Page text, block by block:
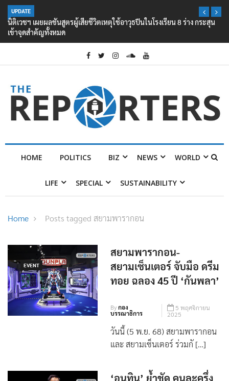
UPDATE
นิติเวชฯ เผยผลชันสูตรผู้เสียชีวิตเหตุใช้อาวุธปืนในโรงเรียน 8 ร่าง กระสุน
เข้าจุดสำคัญทั้งหมด
HOME POLITICS BIZ NEWS WORLD
LIFE SPECIAL SUSTAINABILITY
Home Posts tagged สยามพารากอน
EVENT
สยามพารากอน-
สยามเซ็นเตอร์ จับมือ ดรีม
ทอย ฉลอง 45 ปี ‘กันพลา’
Byกอง
บรรณาธิการ
5 พฤศจิกายน
2025
วันนี้ (5 พ.ย. 68) สยามพารากอน
และ สยามเซ็นเตอร์ ร่วมกั […]
‘อนุทิน’ ย้ำชัด คนละครึ่ง